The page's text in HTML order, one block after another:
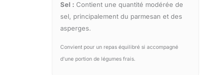
Sel : Contient une quantité modérée de
sel, principalement du parmesan et des
asperges.
Convient pour un repas équilibré si accompagné
d'une portion de légumes frais.